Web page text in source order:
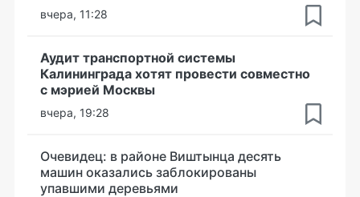
вчера, 11:28
Аудит транспортной системы
Калининграда хотят провести совместно
с мэрией Москвы
вчера, 19:28
Очевидец: в районе Виштынца десять
машин оказались заблокированы
упавшими деревьями